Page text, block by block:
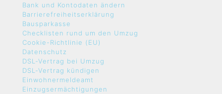
Bank und Kontodaten ändern
Barrierefreiheitserklärung
Bausparkasse
Checklisten rund um den Umzug
Cookie-Richtlinie (EU)
Datenschutz
DSL-Vertrag bei Umzug
DSL-Vertrag kündigen
Einwohnermeldeamt
Einzugsermächtigungen